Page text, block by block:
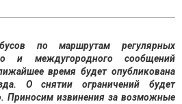
по маршрутам регулярных
и междугородного сообщений
время будет опубликована
О снятии ограничений будет
Приносим извинения за возможные